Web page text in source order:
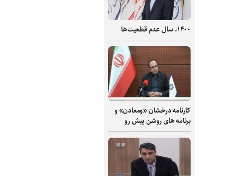
۱۴۰۰، سال عدم قطعیت‌ها
کارنامه درخشان «ومعادن» و
برنامه های روشن پیش رو